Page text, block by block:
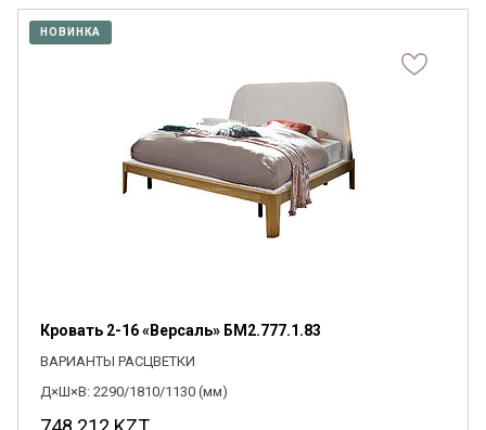
НОВИНКА
Кровать 2-16 «Версаль» БМ2.777.1.83
ВАРИАНТЫ РАСЦВЕТКИ
Д×Ш×В: 2290/1810/1130 (мм)